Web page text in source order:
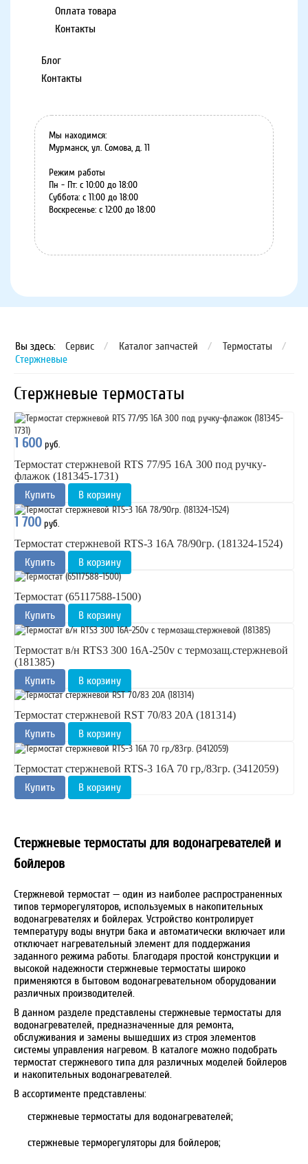
Оплата товара
Контакты
Блог
Контакты
Мы находимся:
Мурманск, ул. Сомова, д. 11
Режим работы
Пн - Пт: с 10:00 до 18:00
Суббота: с 11:00 до 18:00
Воскресенье: с 12:00 до 18:00
Вы здесь: Сервис / Каталог запчастей / Термостаты
/
Стержневые
Стержневые термостаты
1 600 руб.
Термостат стержневой RTS 77/95 16А 300 под ручку-
флажок (181345-1731)
Купить В корзину
1 700 руб.
Термостат стержневой RTS-3 16A 78/90гр. (181324-1524)
Купить В корзину
Термостат (65117588-1500)
Купить В корзину
Термостат в/н RTS3 300 16A-250v с термозащ.стержневой
(181385)
Купить В корзину
Термостат стержневой RST 70/83 20A (181314)
Купить В корзину
Термостат стержневой RTS-3 16A 70 гр,/83гр. (3412059)
Купить В корзину
Стержневые термостаты для водонагревателей и
бойлеров
Стержневой термостат — один из наиболее распространенных
типов терморегуляторов, используемых в накопительных
водонагревателях и бойлерах. Устройство контролирует
температуру воды внутри бака и автоматически включает или
отключает нагревательный элемент для поддержания
заданного режима работы. Благодаря простой конструкции и
высокой надежности стержневые термостаты широко
применяются в бытовом водонагревательном оборудовании
различных производителей.
В данном разделе представлены стержневые термостаты для
водонагревателей, предназначенные для ремонта,
обслуживания и замены вышедших из строя элементов
системы управления нагревом. В каталоге можно подобрать
термостат стержневого типа для различных моделей бойлеров
и накопительных водонагревателей.
В ассортименте представлены:
стержневые термостаты для водонагревателей;
стержневые терморегуляторы для бойлеров;